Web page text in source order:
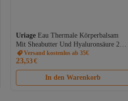
Uriage Eau Thermale Körperbalsam
Mit Sheabutter Und Hyaluronsäure 200
mlVersand kostenlos ab 35€
23,53€
In den Warenkorb